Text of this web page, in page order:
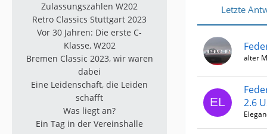
Zulassungszahlen W202
Retro Classics Stuttgart 2023
Vor 30 Jahren: Die erste C-
Klasse, W202
Bremen Classic 2023, wir waren
dabei
Eine Leidenschaft, die Leiden
schafft
Was liegt an?
Ein Tag in der Vereinshalle
Letzte
alter
2.6